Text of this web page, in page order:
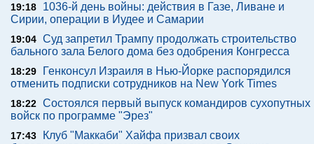
19:18
1036-й день войны: действия в Газе, Ливане и
Сирии, операции в Иудее и Самарии
19:04 Суд запретил Трампу продолжать строительство
бального зала Белого дома без одобрения Конгресса
18:29
Генконсул Израиля в Нью-Йорке распорядился
отменить подписки сотрудников на New York Times
18:22 Состоялся первый выпуск командиров сухопутных
войск по программе "Эрез"
17:43
Клуб "Маккаби" Хайфа призвал своих